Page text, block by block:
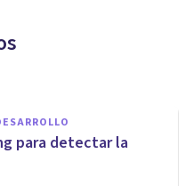
para detectar la